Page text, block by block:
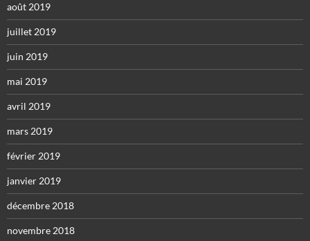
août 2019
juillet 2019
juin 2019
mai 2019
avril 2019
mars 2019
février 2019
janvier 2019
décembre 2018
novembre 2018